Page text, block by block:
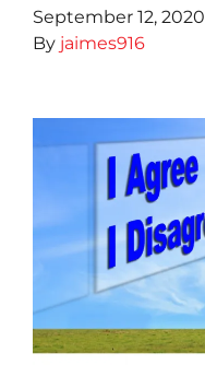
September 12, 2020
By jaimes916